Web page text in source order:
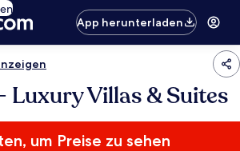
App herunterladen
Luxury Villas & Suites
um Preise zu sehen